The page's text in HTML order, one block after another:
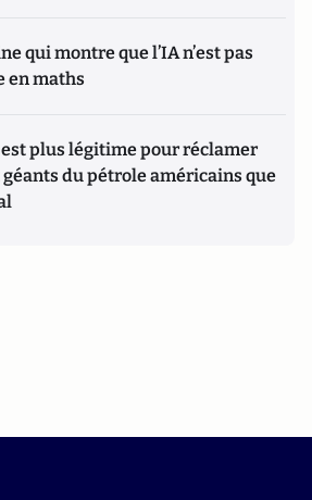
qui montre que l’IA n’est pas
en maths
plus légitime pour réclamer
du pétrole américains que